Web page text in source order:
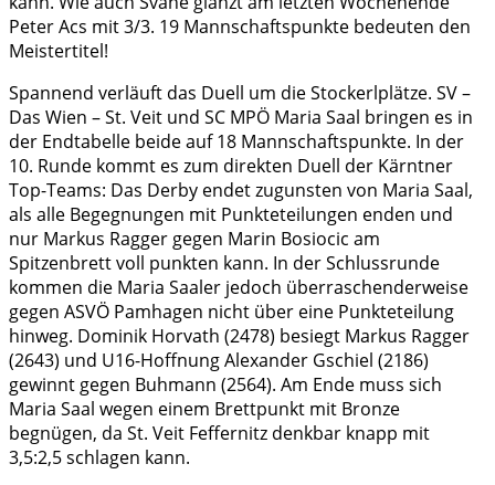
Peter Acs mit 3/3. 19 Mannschaftspunkte bedeuten den
Meistertitel!
Spannend verläuft das Duell um die Stockerlplätze. SV –
Das Wien – St. Veit und SC MPÖ Maria Saal bringen es in
der Endtabelle beide auf 18 Mannschaftspunkte. In der
10. Runde kommt es zum direkten Duell der Kärntner
Top-Teams: Das Derby endet zugunsten von Maria Saal,
als alle Begegnungen mit Punkteteilungen enden und
nur Markus Ragger gegen Marin Bosiocic am
Spitzenbrett voll punkten kann. In der Schlussrunde
kommen die Maria Saaler jedoch überraschenderweise
gegen ASVÖ Pamhagen nicht über eine Punkteteilung
hinweg. Dominik Horvath (2478) besiegt Markus Ragger
(2643) und U16-Hoffnung Alexander Gschiel (2186)
gewinnt gegen Buhmann (2564). Am Ende muss sich
Maria Saal wegen einem Brettpunkt mit Bronze
begnügen, da St. Veit Feffernitz denkbar knapp mit
3,5:2,5 schlagen kann.